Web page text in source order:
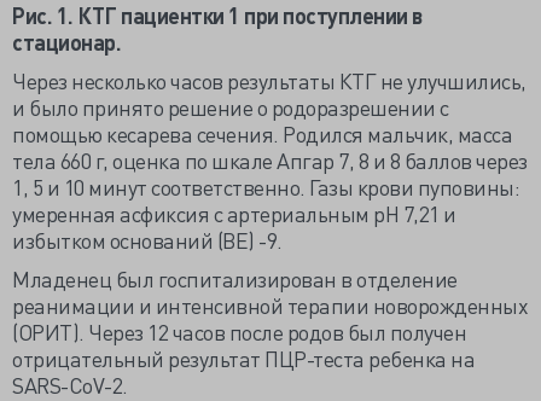
Рис. 1. КТГ пациентки 1 при поступлении в
стационар.
Через несколько часов результаты КТГ не улучшились,
и было принято решение о родоразрешении с
помощью кесарева сечения. Родился мальчик, масса
тела 660 г, оценка по шкале Апгар 7, 8 и 8 баллов через
1, 5 и 10 минут соответственно. Газы крови пуповины:
умеренная асфиксия с артериальным рН 7,21 и
избытком оснований (BE) -9.
Младенец был госпитализирован в отделение
реанимации и интенсивной терапии новорожденных
(ОРИТ). Через 12 часов после родов был получен
отрицательный результат ПЦР-теста ребенка на
SARS-CoV-2.